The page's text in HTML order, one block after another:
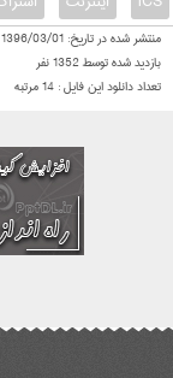
منتشر شده در تاریخ: 1396/03/01
بازدید شده توسط1352نفر
تعداد دانلود این فایل : 14مرتبه